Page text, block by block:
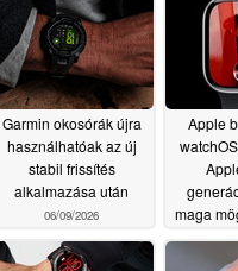
Garmin okosórák újra
használhatóak az új
stabil frissítés
alkalmazása után
06/09/2026
Apple
maga